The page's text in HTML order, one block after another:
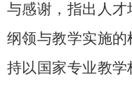
与感谢，指出人
纲领与教学实施
持以国家专业教